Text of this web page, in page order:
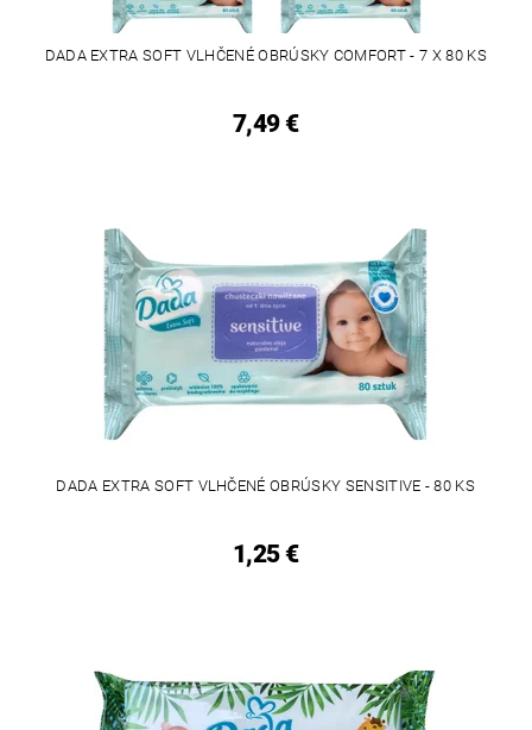
DADA EXTRA SOFT VLHČENÉ OBRÚSKY COMFORT - 7 X 80 KS
7,49 €
DADA EXTRA SOFT VLHČENÉ OBRÚSKY SENSITIVE - 80 KS
1,25 €